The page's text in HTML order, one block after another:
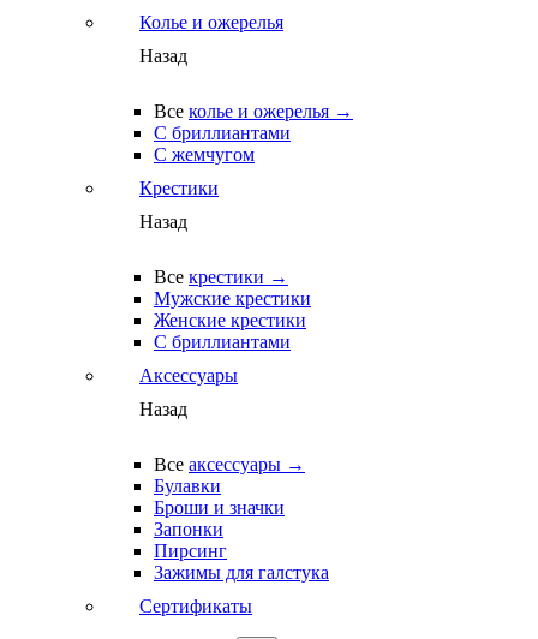
Колье и ожерелья
Назад
Все колье и ожерелья →
С бриллиантами
С жемчугом
Крестики
Назад
Все крестики →
Мужские крестики
Женские крестики
С бриллиантами
Аксессуары
Назад
Все аксессуары →
Булавки
Броши и значки
Запонки
Пирсинг
Зажимы для галстука
Сертификаты